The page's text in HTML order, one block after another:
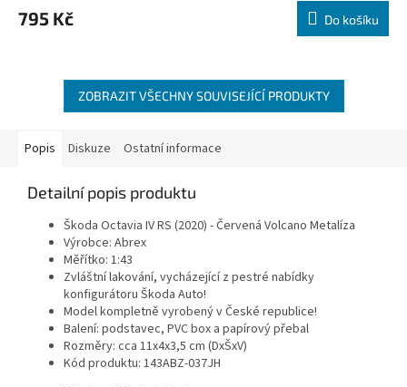
795 Kč Do košíku
ZOBRAZIT VŠECHNY SOUVISEJÍCÍ PRODUKTY
Popis Diskuze Ostatní informace
Detailní popis produktu
Škoda Octavia IV RS (2020) - Červená Volcano Metalíza
Výrobce: Abrex
Měřítko: 1:43
Zvláštní lakování, vycházející z pestré nabídky
konfigurátoru Škoda Auto!
Model kompletně vyrobený v České republice!
Balení: podstavec, PVC box a papírový přebal
Rozměry: cca 11x4x3,5 cm (DxŠxV)
Kód produktu: 143ABZ-037JH